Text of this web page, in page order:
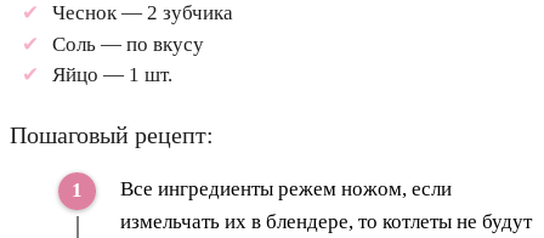
Чеснок — 2 зубчика
Соль — по вкусу
Яйцо — 1 шт.
Пошаговый рецепт:
Все ингредиенты режем ножом, если
измельчать их в блендере, то котлеты не будут